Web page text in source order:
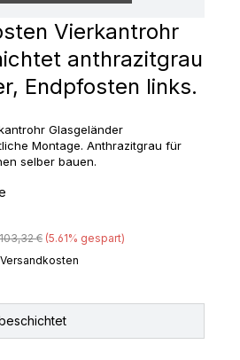
Vierkantrohr
anthrazitgrau
Endpfosten links.
Glasgeländer
Montage. Anthrazitgrau für
selber bauen.
Regulärer Preis:
103,32 € (5.61% gespart)